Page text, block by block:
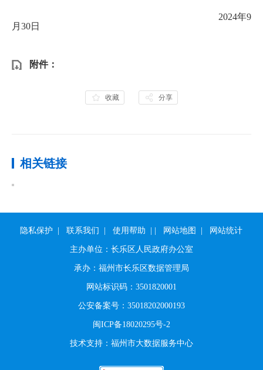
2024年9
月 30日
附件：
收藏 分享
相关链接
隐私保护 联系我们 使用帮助 网站地图 网站统计
主办单位：长乐区人民政府办公室
承办：福州市长乐区数据管理局
网站标识码：3501820001
公安备案号：35018202000193
闽ICP备18020295号-2
技术支持：福州市大数据服务中心